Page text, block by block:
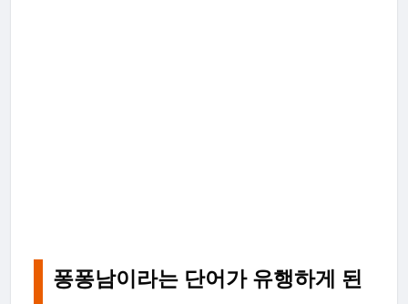
퐁퐁남이라는 단어가 유행하게 된